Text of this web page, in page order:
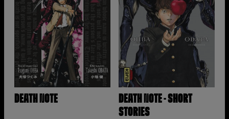
DEATH NOTE
DEATH NOTE - SHORT
STORIES